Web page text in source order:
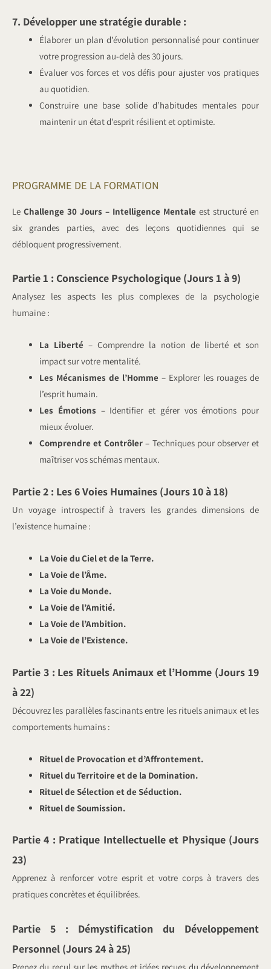
7. Développer une stratégie durable :
Élaborer un plan d’évolution personnalisé pour continuer
votre progression au-delà des 30 jours.
Évaluer vos forces et vos défis pour ajuster vos pratiques
au quotidien.
Construire une base solide d’habitudes mentales pour
maintenir un état d’esprit résilient et optimiste.
PROGRAMME DE LA FORMATION
Le Challenge 30 Jours – Intelligence Mentale est structuré en
six grandes parties, avec des leçons quotidiennes qui se
débloquent progressivement.
Partie 1 : Conscience Psychologique (Jours 1 à 9)
Analysez les aspects les plus complexes de la psychologie
humaine :
La Liberté – Comprendre la notion de liberté et son
impact sur votre mentalité.
Les Mécanismes de l’Homme – Explorer les rouages de
l’esprit humain.
Les Émotions – Identifier et gérer vos émotions pour
mieux évoluer.
Comprendre et Contrôler – Techniques pour observer et
maîtriser vos schémas mentaux.
Partie 2 : Les 6 Voies Humaines (Jours 10 à 18)
Un voyage introspectif à travers les grandes dimensions de
l’existence humaine :
La Voie du Ciel et de la Terre.
La Voie de l’Âme.
La Voie du Monde.
La Voie de l’Amitié.
La Voie de l’Ambition.
La Voie de l’Existence.
Partie 3 : Les Rituels Animaux et l’Homme (Jours 19
à 22)
Découvrez les parallèles fascinants entre les rituels animaux et les
comportements humains :
Rituel de Provocation et d’Affrontement.
Rituel du Territoire et de la Domination.
Rituel de Sélection et de Séduction.
Rituel de Soumission.
Partie 4 : Pratique Intellectuelle et Physique (Jours
23)
Apprenez à renforcer votre esprit et votre corps à travers des
pratiques concrètes et équilibrées.
Partie 5 : Démystification du Développement
Personnel (Jours 24 à 25)